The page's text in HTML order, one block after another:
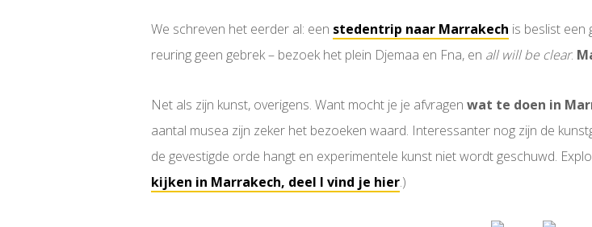
We schreven het eerder al: een stedentrip naar Marrakech is beslist een
reuring geen gebrek – bezoek het plein Djemaa en Fna, en all will be clear.
Net als zijn kunst, overigens. Want mocht je je afvragen wat te doen in
aantal musea zijn zeker het bezoeken waard. Interessanter nog zijn de
de gevestigde orde hangt en experimentele kunst niet wordt geschuwd.
kijken in Marrakech, deel I vind je hier.)